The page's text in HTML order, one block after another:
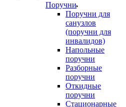
Поручни
Поручни для
санузлов
(поручни для
инвалидов)
Напольные
поручни
Разборные
поручни
Откидные
поручни
Стационарные